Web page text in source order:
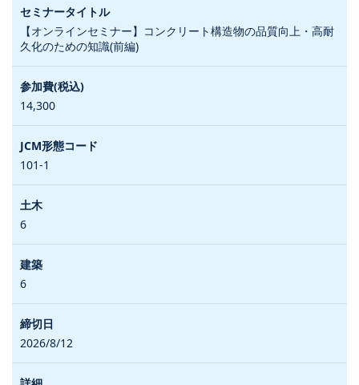
【オンラインセミナー】コンクリート構造物の品質向上・高耐
久化のための知識(前編)
14,300
101-1
6
6
2026/8/12